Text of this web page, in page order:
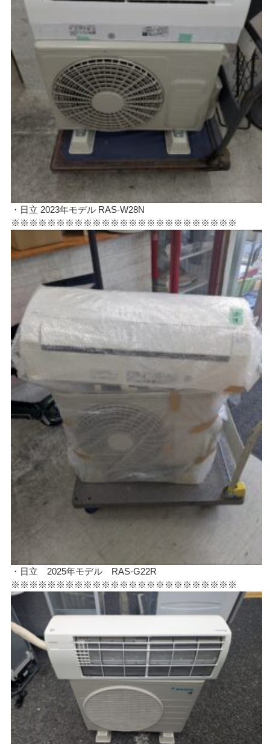
・日立 2023年モデル RAS-W28N
※※※※※※※※※※※※※※※※※※※※※※※※※
・日立 2025年モデル RAS-G22R
※※※※※※※※※※※※※※※※※※※※※※※※※